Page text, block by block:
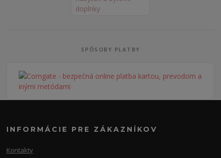
SPÔSOBY PLATBY
INFORMÁCIE PRE ZÁKAZNÍKOV
Kontakty